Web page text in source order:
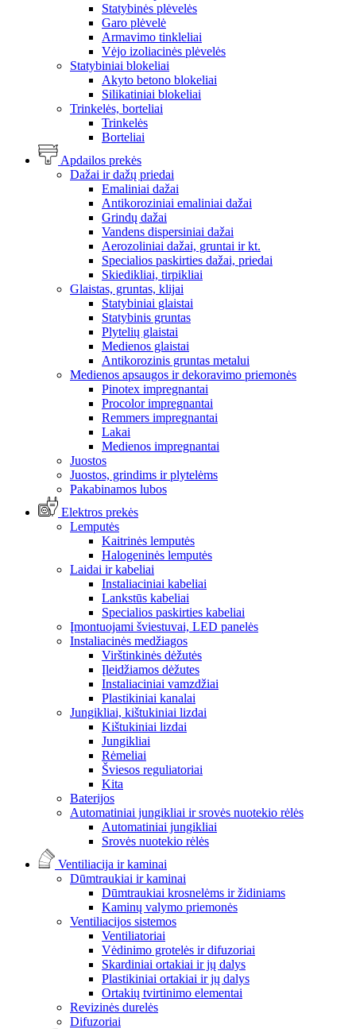
Statybinės plėvelės
Garo plėvelė
Armavimo tinkleliai
Vėjo izoliacinės plėvelės
Statybiniai blokeliai
Akyto betono blokeliai
Silikatiniai blokeliai
Trinkelės, borteliai
Trinkelės
Borteliai
Apdailos prekės
Dažai ir dažų priedai
Emaliniai dažai
Antikoroziniai emaliniai dažai
Grindų dažai
Vandens dispersiniai dažai
Aerozoliniai dažai, gruntai ir kt.
Specialios paskirties dažai, priedai
Skiedikliai, tirpikliai
Glaistas, gruntas, klijai
Statybiniai glaistai
Statybinis gruntas
Plytelių glaistai
Medienos glaistai
Antikorozinis gruntas metalui
Medienos apsaugos ir dekoravimo priemonės
Pinotex impregnantai
Procolor impregnantai
Remmers impregnantai
Lakai
Medienos impregnantai
Juostos
Juostos, grindims ir plytelėms
Pakabinamos lubos
Elektros prekės
Lemputės
Kaitrinės lemputės
Halogeninės lemputės
Laidai ir kabeliai
Instaliaciniai kabeliai
Lankstūs kabeliai
Specialios paskirties kabeliai
Įmontuojami šviestuvai, LED panelės
Instaliacinės medžiagos
Virštinkinės dėžutės
Įleidžiamos dėžutes
Instaliaciniai vamzdžiai
Plastikiniai kanalai
Jungikliai, kištukiniai lizdai
Kištukiniai lizdai
Jungikliai
Rėmeliai
Šviesos reguliatoriai
Kita
Baterijos
Automatiniai jungikliai ir srovės nuotekio rėlės
Automatiniai jungikliai
Srovės nuotekio rėlės
Ventiliacija ir kaminai
Dūmtraukiai ir kaminai
Dūmtraukiai krosnelėms ir židiniams
Kaminų valymo priemonės
Ventiliacijos sistemos
Ventiliatoriai
Vėdinimo grotelės ir difuzoriai
Skardiniai ortakiai ir jų dalys
Plastikiniai ortakiai ir jų dalys
Ortakių tvirtinimo elementai
Revizinės durelės
Difuzoriai